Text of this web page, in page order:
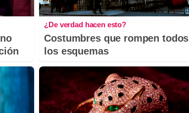
¿De verdad hacen esto?
Costumbres que rompen todos
los esquemas